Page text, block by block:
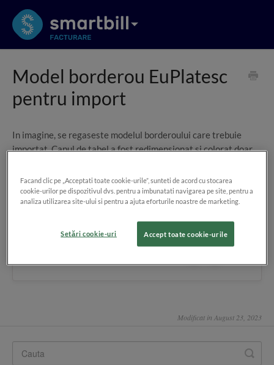
Model borderou EuPlatesc
pentru import
In imagine, se regaseste modelul borderoului care trebuie
importat. Capul de tabel a fost redimensionat si colorat doar
Modificat in August 23, 2023
Facand clic pe „Acceptati toate cookie-urile”, sunteti de acord cu stocarea
cookie-urilor pe dispozitivul dvs. pentru a imbunatati navigarea pe site, pentru a
analiza utilizarea site-ului si pentru a ajuta eforturile noastre de marketing.
Accept toate cookie-urile
Setări cookie-uri